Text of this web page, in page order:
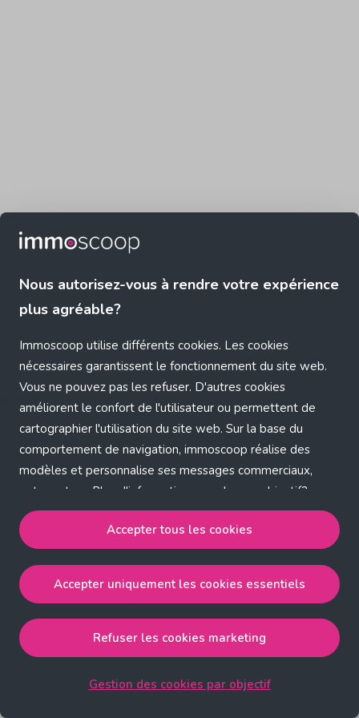
Nous autorisez-vous à rendre votre expérience
plus agréable?
Immoscoop utilise différents cookies. Les cookies
nécessaires garantissent le fonctionnement du site web.
Vous ne pouvez pas les refuser. D'autres cookies
améliorent le confort de l'utilisateur ou permettent de
cartographier l'utilisation du site web. Sur la base du
comportement de navigation, immoscoop réalise des
modèles et personnalise ses messages commerciaux,
entre autres. Plus d'informations sur chaque objectif?
Cliquez sur 'Gestion des cookies par objectif'.
Notre politique de cookies
Accepter tous les cookies
strictement nécessaires, performance, fonctionnalité et
publicité ciblée.
Accepter uniquement les cookies essentielsaccepte
les cookies strictement nécessaires.
Accepter tous les cookies
Accepter uniquement les cookies essentiels
Refuser les cookies marketing
Gestion des cookies par objectif
Application error: a client-side exception has occurred (see the
browser console for more information)